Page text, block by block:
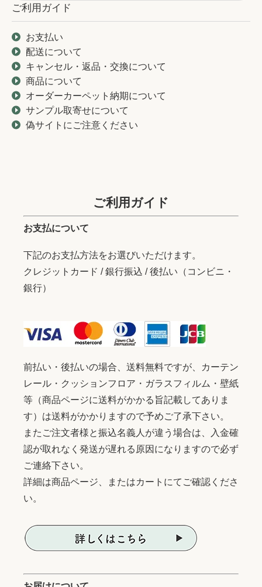
ご利用ガイド
お支払い
配送について
キャンセル・返品・交換について
商品について
オーダーカーペット納期について
サンプル取寄せについて
偽サイトにご注意ください
ご利用ガイド
お支払について
下記のお支払方法をお選びいただけます。
クレジットカード / 銀行振込 / 後払い（コンビニ・
銀行）
前払い・後払いの場合、送料無料ですが、カーテン
レール・クッションフロア・ガラスフィルム・壁紙
等（商品ページに送料がかかる旨記載してありま
す）は送料がかかりますので予めご了承下さい。
またご注文者様と振込名義人が違う場合は、入金確
認が取れなく発送が遅れる原因になりますので必ず
ご連絡下さい。
詳細は商品ページ、またはカートにてご確認くださ
い。